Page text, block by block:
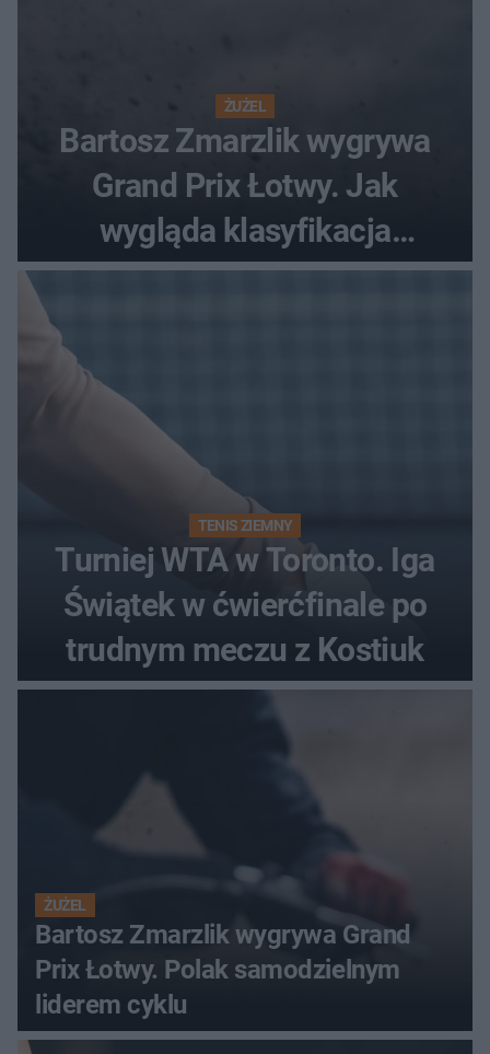
ŻUŻEL
Bartosz Zmarzlik wygrywa
Grand Prix Łotwy. Jak
wygląda klasyfikacja
generalna cyklu?
TENIS ZIEMNY
Turniej WTA w Toronto. Iga
Świątek w ćwierćfinale po
trudnym meczu z Kostiuk
ŻUŻEL
Bartosz Zmarzlik wygrywa Grand
Prix Łotwy. Polak samodzielnym
liderem cyklu